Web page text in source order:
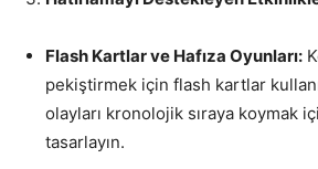
Flash Kartlar ve Hafıza Oyunları:
pekiştirmek için flash kartlar
olayları kronolojik sıraya koymak
tasarlayın.